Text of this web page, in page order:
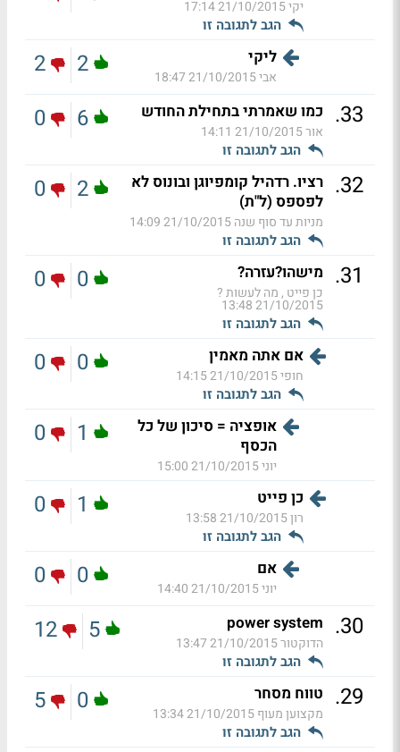
יקי21/10/2015 17:14
הגב לתגובה זו
ליקי
אבי21/10/2015 18:47
2
2
33
. כמו שאמרתי בתחילת החודש
אור21/10/2015 14:11
הגב לתגובה זו
6
0
32
. רציו. רדהיל קומפיוגן ובונוס לא
לפספס (ל"ת)
מניות עד סוף שנה21/10/2015 14:09
הגב לתגובה זו
2
0
31
. מישהו?עזרה?
כן פייט , מה לעשות ?
21/10/2015 13:48
הגב לתגובה זו
0
0
אם אתה מאמין
חופי21/10/2015 14:15
הגב לתגובה זו
0
0
אופציה = סיכון של כל
הכסף
יוני21/10/2015 15:00
1
0
כן פייט
רון21/10/2015 13:58
הגב לתגובה זו
1
0
אם
יוני21/10/2015 14:40
0
0
30
.
power system
הדוקטור21/10/2015 13:47
הגב לתגובה זו
5
12
29
. טווח מסחר
מקצוען מעוף21/10/2015 13:34
הגב לתגובה זו
0
5